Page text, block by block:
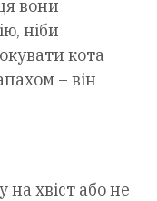
вони
ніби
кота
– він
хвіст або не